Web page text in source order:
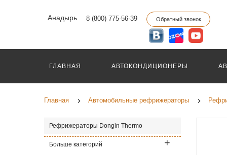
Анадырь 8 (800) 775-56-39 Обратный звонок
ГЛАВНАЯ АВТОКОНДИЦИОНЕРЫ
Главная Автомобильные рефрижераторы
Рефрижераторы Dongin Thermo
Больше категорий